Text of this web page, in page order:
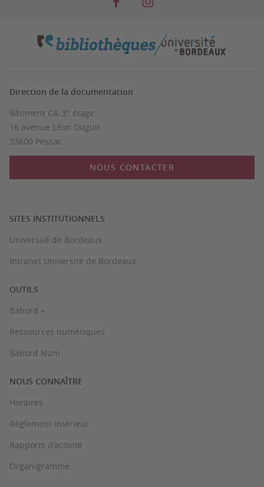
Direction de la documentation
Bâtiment C4, 3° étage
16 avenue Léon Duguit
33600 Pessac
NOUS CONTACTER
SITES INSTITUTIONNELS
Université de Bordeaux
Intranet Université de Bordeaux
OUTILS
Babord +
Ressources numériques
Babord Num
NOUS CONNAÎTRE
Horaires
Règlement intérieur
Rapports d'activité
Organigramme